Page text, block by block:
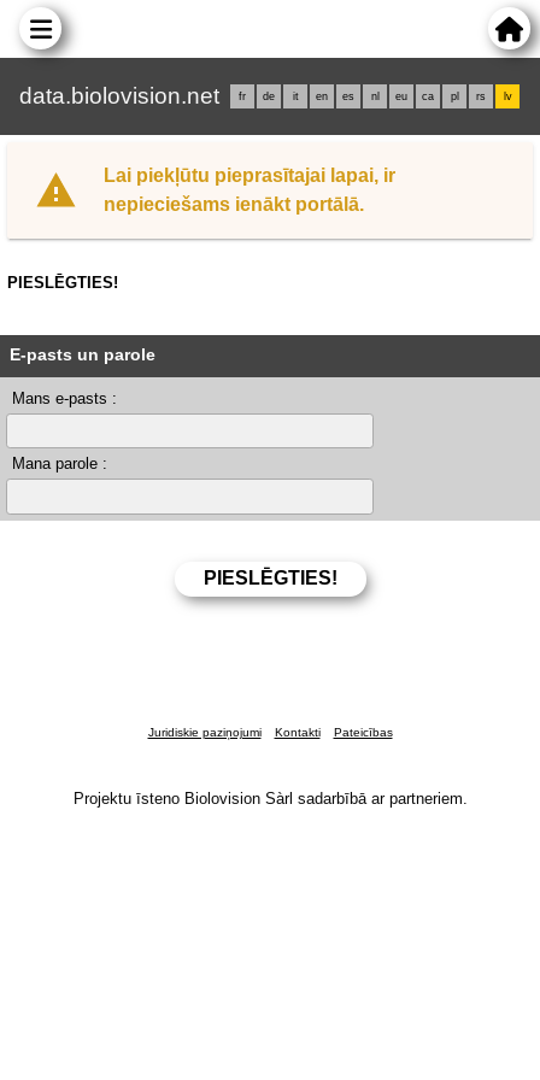
data.biolovision.net fr de it en es nl eu ca pl rs lv
Lai piekļūtu pieprasītajai lapai, ir
nepieciešams ienākt portālā.
PIESLĒGTIES!
E-pasts un parole
Mans e-pasts :
Mana parole :
Juridiskie paziņojumi Kontakti Pateicības
Projektu īsteno Biolovision Sàrl sadarbībā ar partneriem.